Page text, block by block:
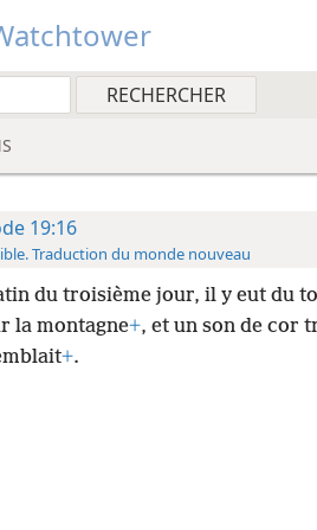
19:16
Traduction du monde nouveau
du troisième jour, il y eut du
la montagne+, et un son de cor
+.